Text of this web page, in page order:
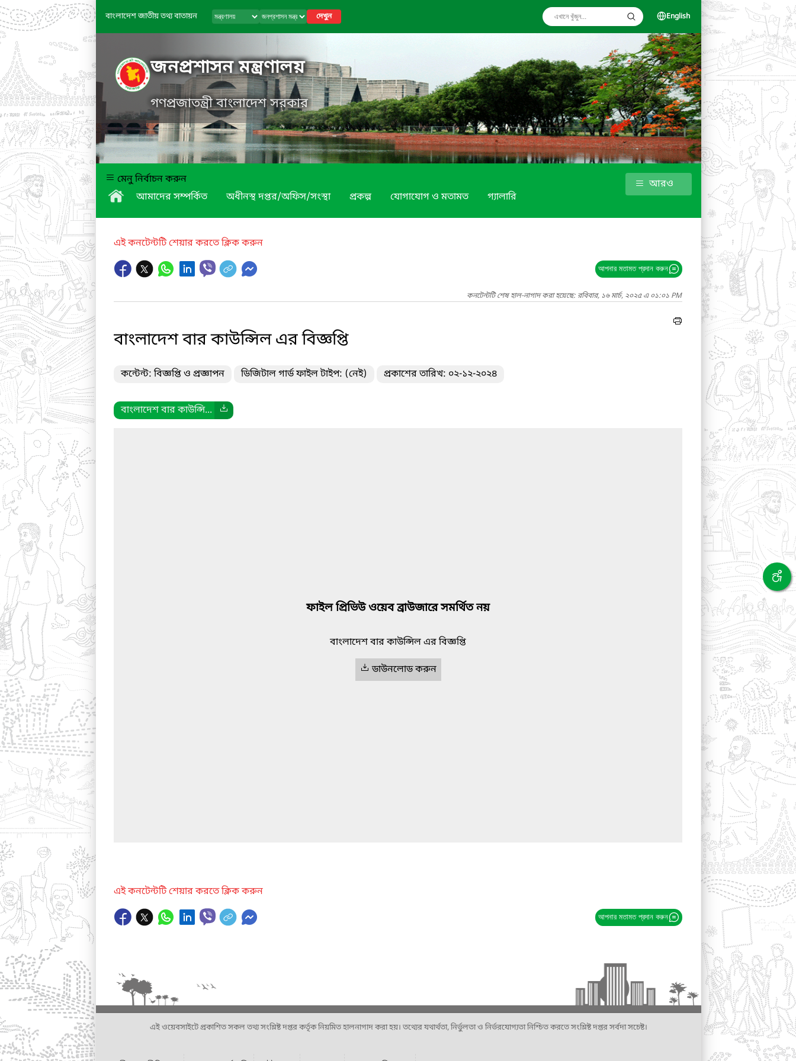
বাংলাদেশ জাতীয় তথ্য বাতায়ন দেখুন English
জনপ্রশাসন মন্ত্রণালয়
গণপ্রজাতন্ত্রী বাংলাদেশ সরকার
মেনু নির্বাচন করুন
আমাদের সম্পর্কিত
অধীনস্থ দপ্তর/অফিস/সংস্থা প্রকল্প যোগাযোগ ও মতামত গ্যালারি
আরও
এই কনটেন্টটি শেয়ার করতে ক্লিক করুন
আপনার মতামত প্রদান করুন
কনটেন্টটি শেষ হাল-নাগাদ করা হয়েছে: রবিবার, ১৬ মার্চ, ২০২৫ এ ০১:০১ PM
বাংলাদেশ বার কাউন্সিল এর বিজ্ঞপ্তি
কন্টেন্ট: বিজ্ঞপ্তি ও প্রজ্ঞাপন ডিজিটাল গার্ড ফাইল টাইপ: (নেই) প্রকাশের তারিখ: ০২-১২-২০২৪
বাংলাদেশ বার কাউন্সি...
ফাইল প্রিভিউ ওয়েব ব্রাউজারে সমর্থিত নয়
বাংলাদেশ বার কাউন্সিল এর বিজ্ঞপ্তি
ডাউনলোড করুন
এই কনটেন্টটি শেয়ার করতে ক্লিক করুন
আপনার মতামত প্রদান করুন
এই ওয়েবসাইটে প্রকাশিত সকল তথ্য সংশ্লিষ্ট দপ্তর কর্তৃক নিয়মিত হালনাগাদ করা হয়। তথ্যের যথার্থতা, নির্ভুলতা ও নির্ভরযোগ্যতা নিশ্চিত করতে সংশ্লিষ্ট দপ্তর সর্বদা সচেষ্ট।